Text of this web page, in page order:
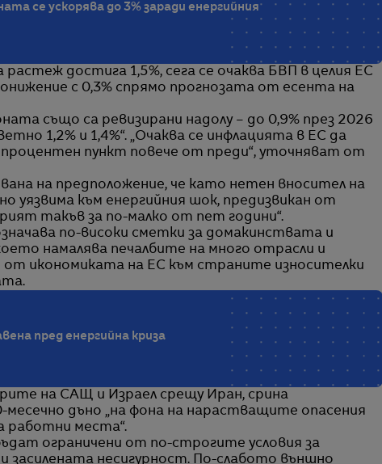
се ускорява до 3% заради енергийния
достига 1,5%, сега се очаква БВП в целия ЕС
с 0,3% спрямо прогнозата от есента на
също са ревизирани надолу – до 0,9% през 2026
1,2% и 1,4%“. „Очаква се инфлацията в ЕС да
процентен пункт повече от преди“, уточняват от
на предположение, че като нетен вносител на
уязвима към енергийния шок, предизвикан от
такъв за по-малко от пет години“.
по-високи сметки за домакинствата и
намалява печалбите на много отрасли и
икономиката на ЕС към страните износителки
пред енергийна криза
на САЩ и Израел срещу Иран, срина
дъно „на фона на нарастващите опасения
работни места“.
ограничени от по-строгите условия за
засилената несигурност. По-слабото външно